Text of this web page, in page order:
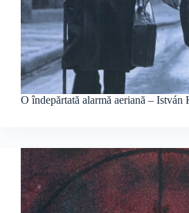
O îndepărtată alarmă aeriană – István